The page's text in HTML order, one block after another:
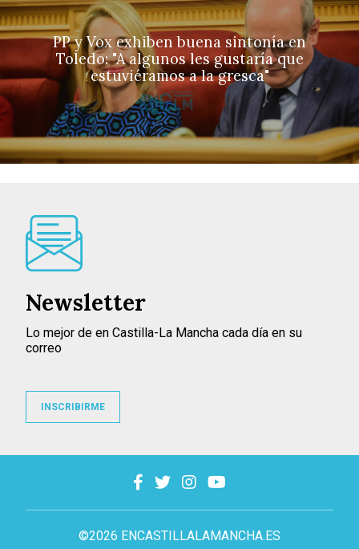
PP y Vox exhiben buena sintonía en
Toledo: "A algunos les gustaría que
estuviéramos a la gresca"
©2026 ENCASTILLALAMANCHA.ES
Newsletter
Lo mejor de en Castilla-La Mancha cada día en su
correo
INSCRIBIRME